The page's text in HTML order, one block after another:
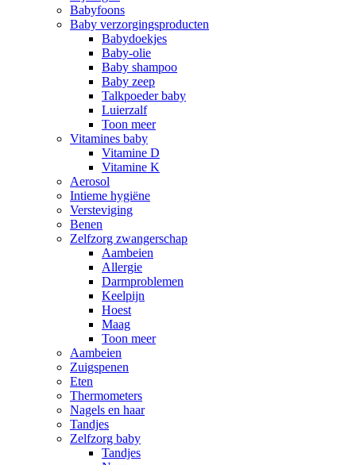
Babyfoons
Baby verzorgingsproducten
Babydoekjes
Baby-olie
Baby shampoo
Baby zeep
Talkpoeder baby
Luierzalf
Toon meer
Vitamines baby
Vitamine D
Vitamine K
Aerosol
Intieme hygiëne
Versteviging
Benen
Zelfzorg zwangerschap
Aambeien
Allergie
Darmproblemen
Keelpijn
Hoest
Maag
Toon meer
Aambeien
Zuigspenen
Eten
Thermometers
Nagels en haar
Tandjes
Zelfzorg baby
Tandjes